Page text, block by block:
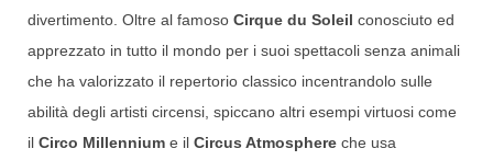
divertimento. Oltre al famoso Cirque du Soleil conosciuto ed
apprezzato in tutto il mondo per i suoi spettacoli senza animali
che ha valorizzato il repertorio classico incentrandolo sulle
abilità degli artisti circensi, spiccano altri esempi virtuosi come
il Circo Millennium e il Circus Atmosphere che usa